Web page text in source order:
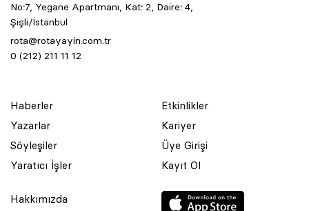
No:7, Yegane Apartmanı, Kat: 2, Daire: 4,
Şişli/İstanbul
rota@rotayayin.com.tr
0 (212) 211 11 12
Haberler
Yazarlar
Söyleşiler
Yaratıcı İşler
Etkinlikler
Kariyer
Üye Girişi
Kayıt Ol
Hakkımızda